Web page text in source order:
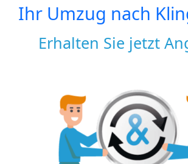
Ihr Umzug nach
Erhalten Sie jetzt